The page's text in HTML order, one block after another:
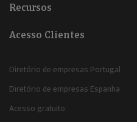
Recursos
Acesso Clientes
Diretório de empresas Portugal
Diretório de empresas Espanha
Acesso gratuito